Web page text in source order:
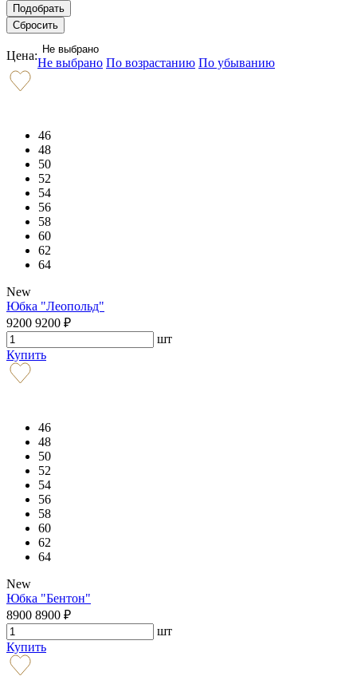
Цена: Не выбрано
Не выбрано По возрастанию По убыванию
46
48
50
52
54
56
58
60
62
64
New
Юбка "Леопольд"
9200 9200 ₽
шт
Купить
46
48
50
52
54
56
58
60
62
64
New
Юбка "Бентон"
8900 8900 ₽
шт
Купить